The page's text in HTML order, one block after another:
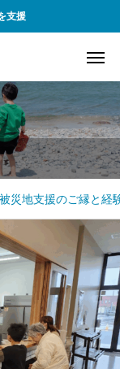
支援
被災地支援のご縁と経